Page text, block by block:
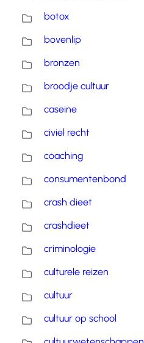
botox
bovenlip
bronzen
broodje cultuur
caseine
civiel recht
coaching
consumentenbond
crash dieet
crashdieet
criminologie
culturele reizen
cultuur
cultuur op school